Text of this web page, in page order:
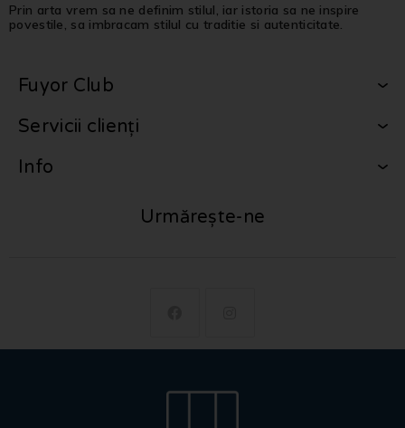
Prin arta vrem sa ne definim stilul, iar istoria sa ne inspire
povestile, sa imbracam stilul cu traditie si autenticitate.
Fuyor Club
Servicii clienți
Info
Urmărește-ne